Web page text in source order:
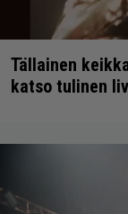
Tällainen
katso tulinen